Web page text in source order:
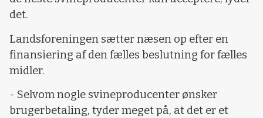
det.
Landsforeningen sætter næsen op efter en
finansiering af den fælles beslutning for fælles
midler.
- Selvom nogle svineproducenter ønsker
brugerbetaling, tyder meget på, at det er et